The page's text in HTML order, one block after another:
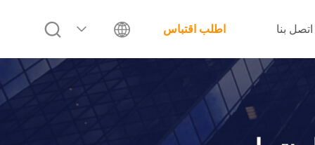
اتصل بنا اطلب اقتباس